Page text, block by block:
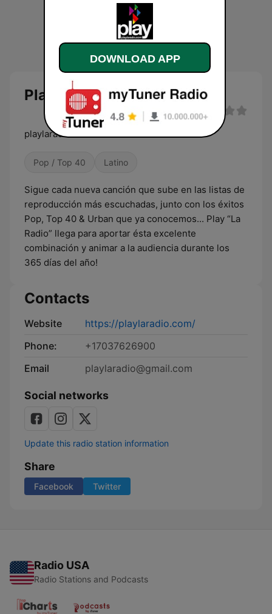
Play La Radio live
playlaradio.com
Pop / Top 40 Latino
Sigue cada nueva canción que sube en las listas de
reproducción más escuchadas, junto con los éxitos
Pop, Top 40 & Urban que ya conocemos... Play “La
Radio” llega para aportar ésta excelente
combinación y animar a la audiencia durante los
365 días del año!
Contacts
Website
https://playlaradio.com/
Phone:
+17037626900
Email
playlaradio@gmail.com
Social networks
Update this radio station information
Share
Facebook Twitter
Radio USA
Radio Stations and Podcasts
DOWNLOAD APP